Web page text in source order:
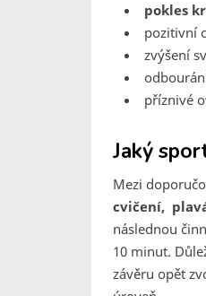
pokles
pozitivní
zvýšení
příznivé
Jaký
Mezi
cvičení,
následnou
10 minut.
závěru opět